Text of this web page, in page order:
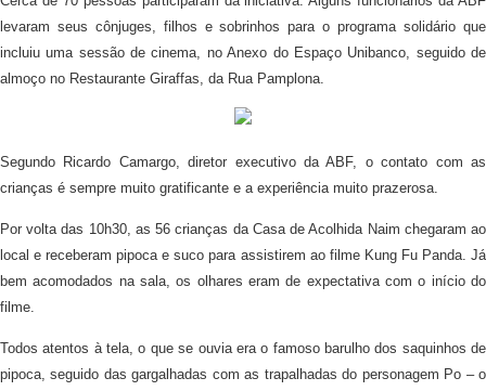
levaram seus cônjuges, filhos e sobrinhos para o programa solidário que
incluiu uma sessão de cinema, no Anexo do Espaço Unibanco, seguido de
almoço no Restaurante Giraffas, da Rua Pamplona.
Segundo Ricardo Camargo, diretor executivo da ABF, o contato com as
crianças é sempre muito gratificante e a experiência muito prazerosa.
Por volta das 10h30, as 56 crianças da Casa de Acolhida Naim chegaram ao
local e receberam pipoca e suco para assistirem ao filme Kung Fu Panda. Já
bem acomodados na sala, os olhares eram de expectativa com o início do
filme.
Todos atentos à tela, o que se ouvia era o famoso barulho dos saquinhos de
pipoca, seguido das gargalhadas com as trapalhadas do personagem Po – o